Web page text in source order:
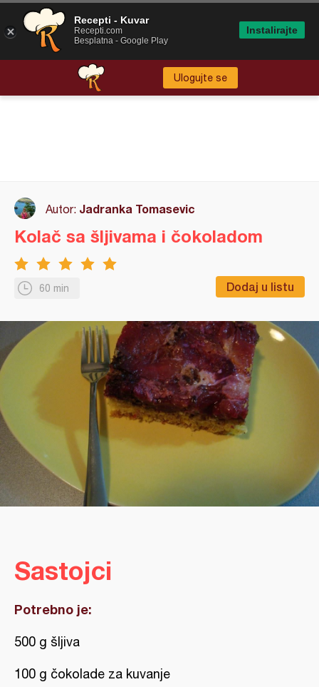
Ulogujte se
Autor: Jadranka Tomasevic
60 min Dodaj u listu
Kolač sa šljivama i čokoladom
Sastojci
Potrebno je:
500 g šljiva
100 g čokolade za kuvanje
Recepti - Kuvar
Recepti.com
Besplatna - Google Play
Instalirajte